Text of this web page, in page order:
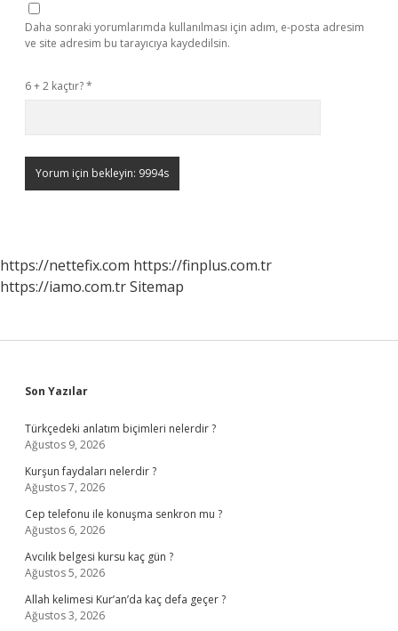
Daha sonraki yorumlarımda kullanılması için adım, e-posta adresim
ve site adresim bu tarayıcıya kaydedilsin.
6 + 2 kaçtır?*
https://nettefix.com https://finplus.com.tr
https://iamo.com.trSitemap
Sidebar
Son Yazılar
Türkçedeki anlatım biçimleri nelerdir ?
Ağustos 9, 2026
Kurşun faydaları nelerdir ?
Ağustos 7, 2026
Cep telefonu ile konuşma senkron mu ?
Ağustos 6, 2026
Avcılık belgesi kursu kaç gün ?
Ağustos 5, 2026
Allah kelimesi Kur’an’da kaç defa geçer ?
Ağustos 3, 2026